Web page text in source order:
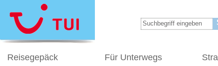
Reisegepäck Für Unterwegs